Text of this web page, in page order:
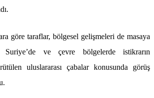
göre taraflar, bölgesel gelişmeleri de masaya
Suriye’de ve çevre bölgelerde istikrarın
uluslararası çabalar konusunda görüş